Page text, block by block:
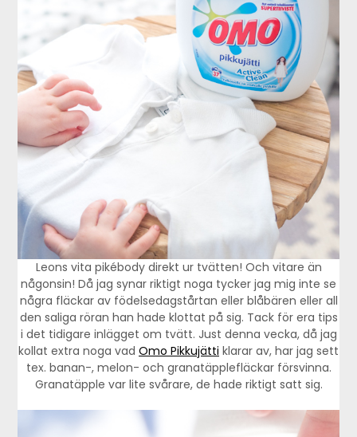
Leons vita pikébody direkt ur tvätten! Och vitare än
någonsin! Då jag synar riktigt noga tycker jag mig inte se
några fläckar av födelsedagstårtan eller blåbären eller all
den saliga röran han hade klottat på sig. Tack för era tips
i det tidigare inlägget om tvätt. Just denna vecka, då jag
kollat extra noga vad Omo Pikkujätti klarar av, har jag sett
tex. banan-, melon- och granatäpplefläckar försvinna.
Granatäpple var lite svårare, de hade riktigt satt sig.